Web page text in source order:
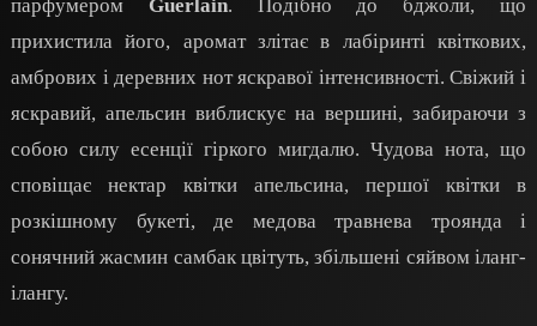
парфумером Guerlain. Подібно до бджоли, що
прихистила його, аромат злітає в лабіринті квіткових,
амбрових і деревних нот яскравої інтенсивності. Свіжий і
яскравий, апельсин виблискує на вершині, забираючи з
собою силу есенції гіркого мигдалю. Чудова нота, що
сповіщає нектар квітки апельсина, першої квітки в
розкішному букеті, де медова травнева троянда і
сонячний жасмин самбак цвітуть, збільшені сяйвом іланг-
ілангу.